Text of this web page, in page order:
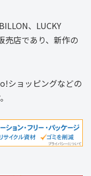
、LUCKY
売店であり、新作の
ショッピングなどの